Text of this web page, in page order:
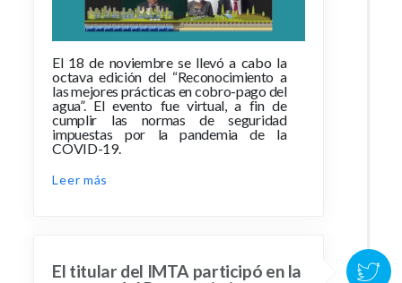
El 18 de noviembre se llevó a cabo la
octava edición del “Reconocimiento a
las mejores prácticas en cobro-pago del
agua”. El evento fue virtual, a fin de
cumplir las normas de seguridad
impuestas por la pandemia de la
COVID-19.
Leer más
El titular del IMTA participó en la